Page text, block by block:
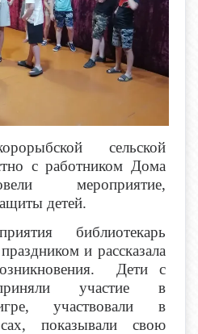
сельской
с работником Дома
мероприятие,
детей.
библиотекарь
и рассказала
Дети с
участие в
участвовали в
показывали свою